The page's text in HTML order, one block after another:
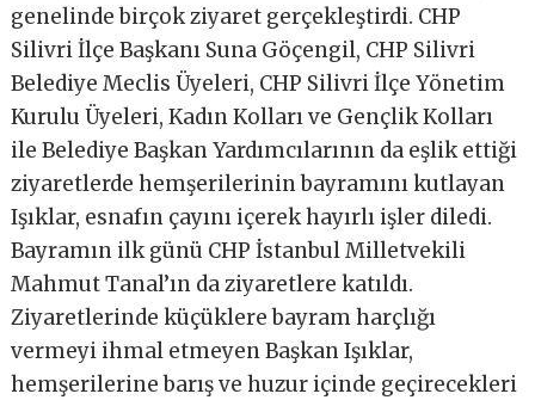
genelinde birçok ziyaret gerçekleştirdi. CHP
Silivri İlçe Başkanı Suna Göçengil, CHP Silivri
Belediye Meclis Üyeleri, CHP Silivri İlçe Yönetim
Kurulu Üyeleri, Kadın Kolları ve Gençlik Kolları
ile Belediye Başkan Yardımcılarının da eşlik ettiği
ziyaretlerde hemşerilerinin bayramını kutlayan
Işıklar, esnafın çayını içerek hayırlı işler diledi.
Bayramın ilk günü CHP İstanbul Milletvekili
Mahmut Tanal’ın da ziyaretlere katıldı.
Ziyaretlerinde küçüklere bayram harçlığı
vermeyi ihmal etmeyen Başkan Işıklar,
hemşerilerine barış ve huzur içinde geçirecekleri